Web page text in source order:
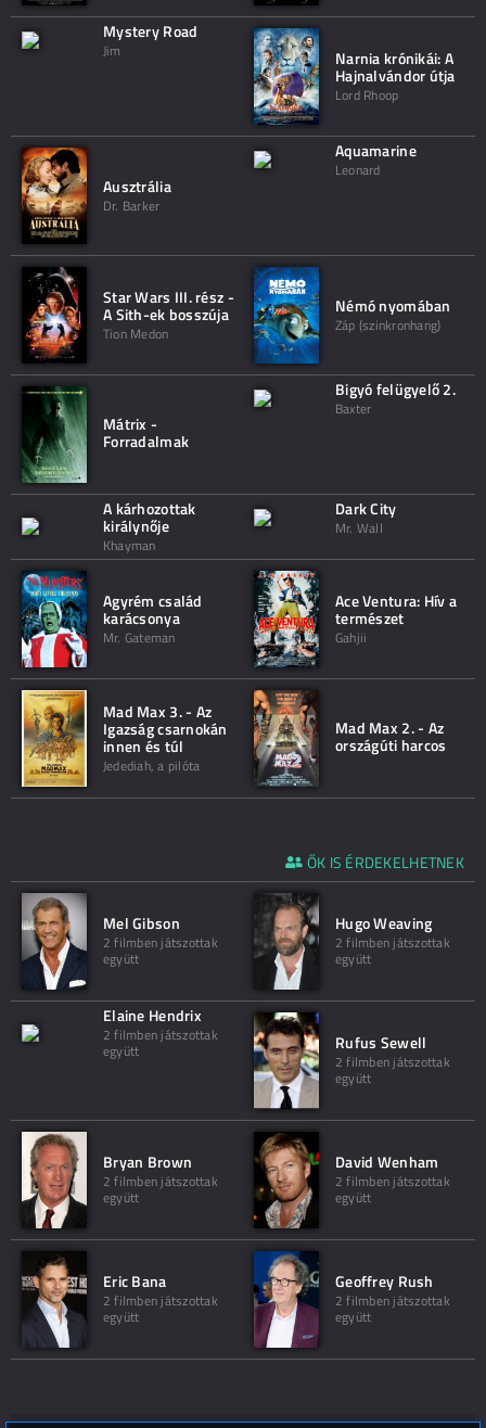
Mystery Road
Jim Narnia krónikái: A
Hajnalvándor útja
Lord Rhoop
Ausztrália
Dr. Barker
Aquamarine
Leonard
Star Wars III. rész -
A Sith-ek bosszúja
Tion Medon
Némó nyomában
Záp (szinkronhang)
Mátrix -
Forradalmak
Bigyó felügyelő 2.
Baxter
A kárhozottak
királynője
Khayman
Dark City
Mr. Wall
Agyrém család
karácsonya
Mr. Gateman
Ace Ventura: Hív a
természet
Gahjii
Mad Max 3. - Az
Igazság csarnokán
innen és túl
Jedediah, a pilóta
Mad Max 2. - Az
országúti harcos
ŐK IS ÉRDEKELHETNEK
Mel Gibson
2 filmben játszottak
együtt
Hugo Weaving
2 filmben játszottak
együtt
Elaine Hendrix
2 filmben játszottak
együtt Rufus Sewell
2 filmben játszottak
együtt
Bryan Brown
2 filmben játszottak
együtt
David Wenham
2 filmben játszottak
együtt
Eric Bana
2 filmben játszottak
együtt
Geoffrey Rush
2 filmben játszottak
együtt